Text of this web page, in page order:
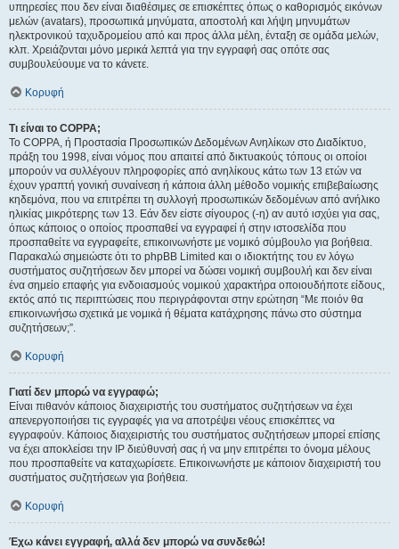
υπηρεσίες που δεν είναι διαθέσιμες σε επισκέπτες όπως ο καθορισμός εικόνων
μελών (avatars), προσωπικά μηνύματα, αποστολή και λήψη μηνυμάτων
ηλεκτρονικού ταχυδρομείου από και προς άλλα μέλη, ένταξη σε ομάδα μελών,
κλπ. Χρειάζονται μόνο μερικά λεπτά για την εγγραφή σας οπότε σας
συμβουλεύουμε να το κάνετε.
Κορυφή
Τι είναι το COPPA;
Το COPPA, ή Προστασία Προσωπικών Δεδομένων Ανηλίκων στο Διαδίκτυο,
πράξη του 1998, είναι νόμος που απαιτεί από δικτυακούς τόπους οι οποίοι
μπορούν να συλλέγουν πληροφορίες από ανηλίκους κάτω των 13 ετών να
έχουν γραπτή γονική συναίνεση ή κάποια άλλη μέθοδο νομικής επιβεβαίωσης
κηδεμόνα, που να επιτρέπει τη συλλογή προσωπικών δεδομένων από ανήλικο
ηλικίας μικρότερης των 13. Εάν δεν είστε σίγουρος (-η) αν αυτό ισχύει για σας,
όπως κάποιος ο οποίος προσπαθεί να εγγραφεί ή στην ιστοσελίδα που
προσπαθείτε να εγγραφείτε, επικοινωνήστε με νομικό σύμβουλο για βοήθεια.
Παρακαλώ σημειώστε ότι το phpBB Limited και ο ιδιοκτήτης του εν λόγω
συστήματος συζητήσεων δεν μπορεί να δώσει νομική συμβουλή και δεν είναι
ένα σημείο επαφής για ενδοιασμούς νομικού χαρακτήρα οποιουδήποτε είδους,
εκτός από τις περιπτώσεις που περιγράφονται στην ερώτηση “Με ποιόν θα
επικοινωνήσω σχετικά με νομικά ή θέματα κατάχρησης πάνω στο σύστημα
συζητήσεων;”.
Κορυφή
Γιατί δεν μπορώ να εγγραφώ;
Είναι πιθανόν κάποιος διαχειριστής του συστήματος συζητήσεων να έχει
απενεργοποιήσει τις εγγραφές για να αποτρέψει νέους επισκέπτες να
εγγραφούν. Κάποιος διαχειριστής του συστήματος συζητήσεων μπορεί επίσης
να έχει αποκλείσει την IP διεύθυνσή σας ή να μην επιτρέπει το όνομα μέλους
που προσπαθείτε να καταχωρίσετε. Επικοινωνήστε με κάποιον διαχειριστή του
συστήματος συζητήσεων για βοήθεια.
Κορυφή
Έχω κάνει εγγραφή, αλλά δεν μπορώ να συνδεθώ!